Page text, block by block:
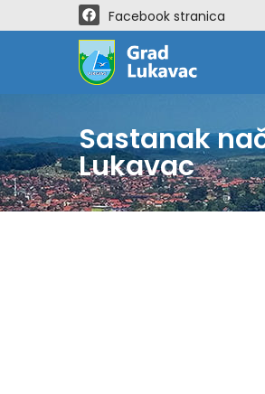
Facebook stranica
Sastanak
Lukavac